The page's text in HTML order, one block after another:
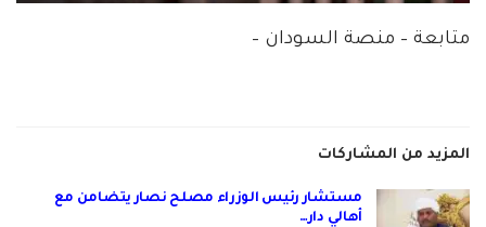
متابعة – منصة السودان –
المزيد من المشاركات
مستشار رئيس الوزراء مصلح نصار يتضامن مع
أهالي دار…